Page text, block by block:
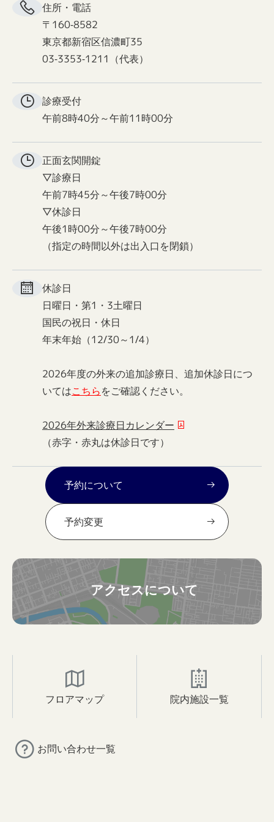
住所・電話
〒160-8582
東京都新宿区信濃町35
03-3353-1211（代表）
診療受付
午前8時40分～午前11時00分
正面玄関開錠
▽診療日
午前7時45分～午後7時00分
▽休診日
午後1時00分～午後7時00分
（指定の時間以外は出入口を閉鎖）
休診日
日曜日・第1・3土曜日
国民の祝日・休日
年末年始（12/30～1/4）
2026年度の外来の追加診療日、追加休診日につ
いてはこちらをご確認ください。
2026年外来診療日カレンダー
（赤字・赤丸は休診日です）
予約について
予約変更
アクセスについて
フロアマップ 院内施設一覧
お問い合わせ一覧